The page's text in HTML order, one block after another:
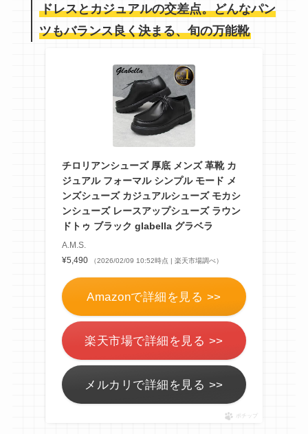
ドレスとカジュアルの交差点。どんなパン
ツもバランス良く決まる、旬の万能靴
チロリアンシューズ 厚底 メンズ 革靴 カ
ジュアル フォーマル シンプル モード メ
ンズシューズ カジュアルシューズ モカシ
ンシューズ レースアップシューズ ラウン
ドトゥ ブラック glabella グラベラ
A.M.S.
¥5,490
（2026/02/09 10:52時点 | 楽天市場調べ）
Amazonで詳細を見る >>
楽天市場で詳細を見る >>
メルカリで詳細を見る >>
ポチップ